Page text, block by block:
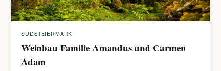
SÜDSTEIERMARK
Weinbau Familie Amandus und Carmen
Adam